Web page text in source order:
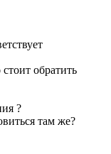
обратить
?
там же?